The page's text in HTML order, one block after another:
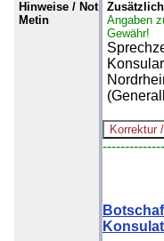
Hinweise / Not
Metin
Angaben
Gewähr!